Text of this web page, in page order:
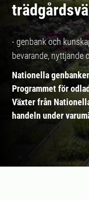
- genbank och
bevarande, nyttjande
Nationella
Programmet för
Växter från
handeln under